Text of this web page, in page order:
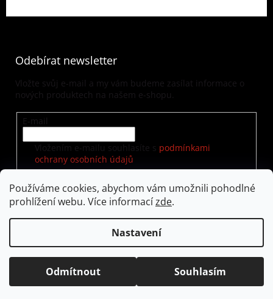
Používáme cookies, abychom vám umožnili pohodlné
prohlížení webu. Více informacízde.
Nastavení
Odmítnout Souhlasím
Odebírat newsletter
Vložte svůj e-mail a my vám budeme zasílat informace o
nových produktech na našem e-shopu.
E-mail
Vložením e-mailu souhlasíte s podmínkami
ochrany osobních údajů
PŘIHLÁSIT SE
Copyright 2026visualway.cz
. Všechna práva vyhrazena.
Upravit nastavení cookies